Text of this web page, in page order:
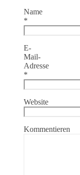
Name
*
E-
Mail-
Adresse
*
Website
Kommentieren